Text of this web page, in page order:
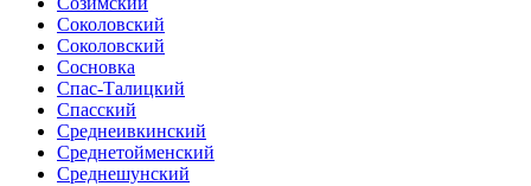
Соколовский
Соколовский
Сосновка
Спас-Талицкий
Спасский
Среднеивкинский
Среднетойменский
Среднешунский